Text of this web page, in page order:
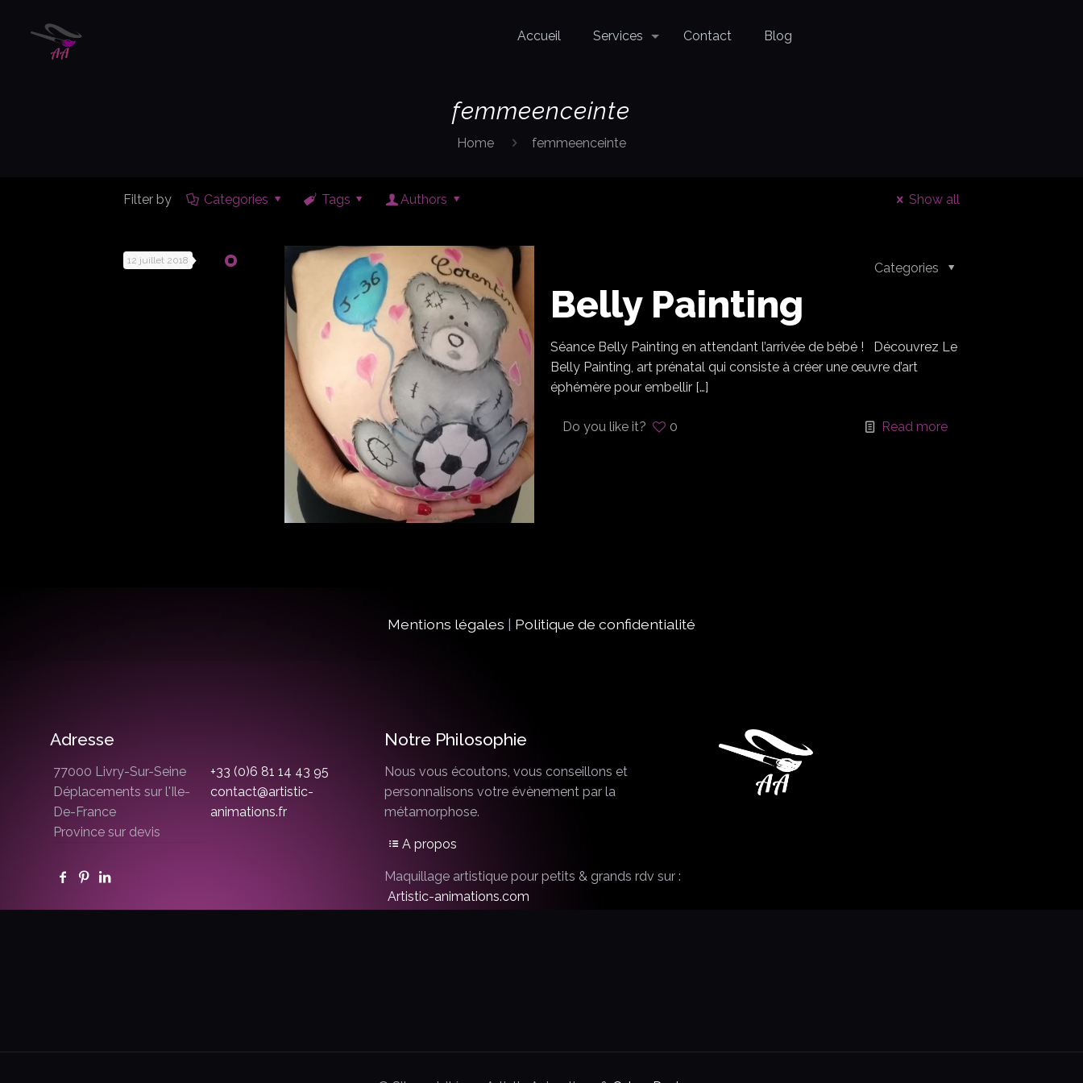
Accueil Services Contact Blog
femmeenceinte
Home femmeenceinte
Filter by Categories Tags Authors Show all
12 juillet 2018 Categories
Belly Painting
Séance Belly Painting en attendant l’arrivée de bébé ! Découvrez Le
Belly Painting, art prénatal qui consiste à créer une œuvre d’art
éphémère pour embellir[…]
Do you like it? 0 Read more
Mentions légales | Politique de confidentialité
Adresse
77000 Livry-Sur-Seine
Déplacements sur l'Ile-
De-France
Province sur devis
+33 (0)6 81 14 43 95
contact@artistic-
animations.fr
Notre Philosophie
Nous vous écoutons, vous conseillons et
personnalisons votre évènement par la
métamorphose.
A propos
Maquillage artistique pour petits & grands rdv sur :
Artistic-animations.com